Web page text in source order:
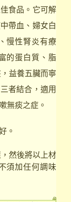
食品。它可解
帶血、婦女白
慢性腎炎有療
的蛋白質、脂
益養五臟而寧
者結合，適用
無痰之症。
。
然後將以上材
須加任何調味